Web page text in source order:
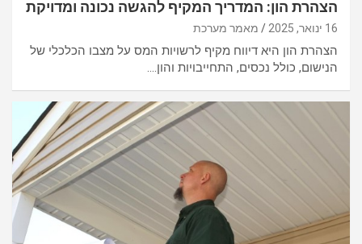
הצהרת הון: המדריך המקיף להגשה נכונה ומדויקת
16 ינואר, 2025 מאמר מערכת
הצהרת הון היא דיווח מקיף לרשויות המס על מצבו הכלכלי של
הנישום, כולל נכסים, התחייבויות והון.…